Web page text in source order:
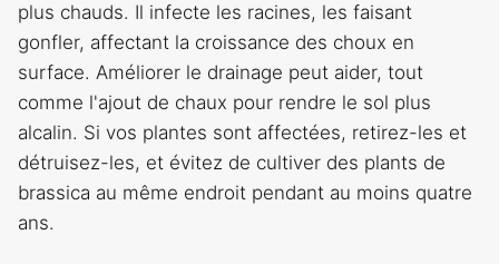
plus chauds. Il infecte les racines, les faisant
gonfler, affectant la croissance des choux en
surface. Améliorer le drainage peut aider, tout
comme l'ajout de chaux pour rendre le sol plus
alcalin. Si vos plantes sont affectées, retirez-les et
détruisez-les, et évitez de cultiver des plants de
brassica au même endroit pendant au moins quatre
ans.